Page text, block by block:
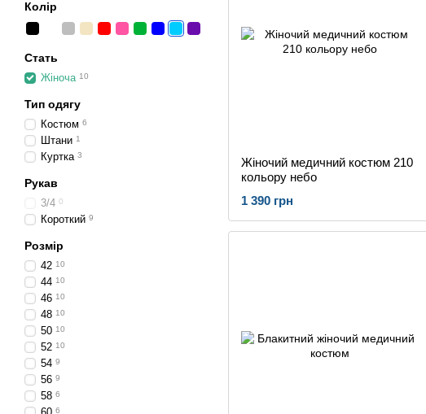
Жіночий медичний костюм 210
кольору небо
1 390 грн
Колір
Стать
Жіноча 10
Тип одягу
Костюм 6
Штани 1
Куртка 3
Рукав
3/4 0
Короткий 9
Розмір
42 10
44 10
46 10
48 10
50 10
52 10
54 9
56 9
58 6
6